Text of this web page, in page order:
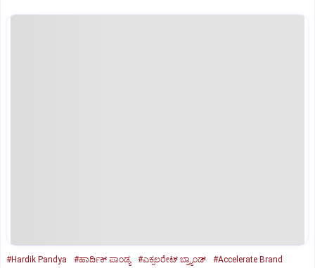
#Hardik Pandya #ಹಾರ್ದಿಕ್‌ ಪಾಂಡ್ಯ #ಎಕ್ಸಲರೇಟ್‌ ಬ್ರ್ಯಾಂಡ್‌ #Accelerate Brand